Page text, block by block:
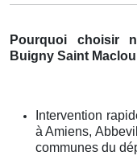
Pourquoi choisir
Buigny Saint Maclou
Intervention
à Amiens,
communes du